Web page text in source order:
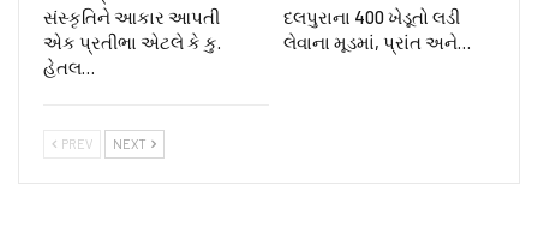
સંસ્કૃતિને આકાર આપતી
એક પ્રતીભા એટલે કે‌ કુ.
હેતલ…
દલપુરાના 400 ખેડૂતો લડી
લેવાના મૂડમાં, પ્રાંત અને…
PREV NEXT